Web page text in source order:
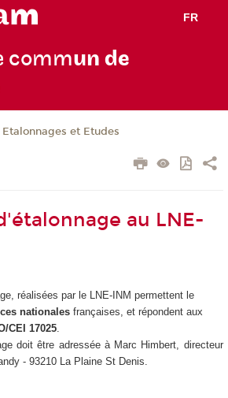
FR
commun de
Etalonnages et Etudes
au LNE-
réalisées par le LNE-INM permettent le
nationalesfrançaises, et répondent aux
CEI 17025.
doit être adressée à Marc Himbert, directeur
- 93210 La Plaine St Denis.